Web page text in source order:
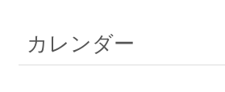
カレンダー